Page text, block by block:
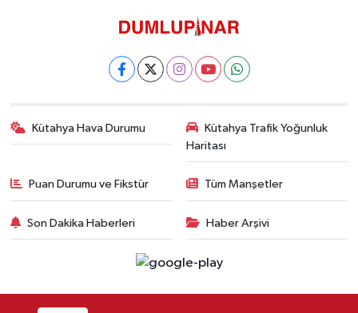
Kütahya Hava Durumu
Kütahya Trafik Yoğunluk
Haritası
Puan Durumu ve Fikstür Tüm Manşetler
Son Dakika Haberleri Haber Arşivi